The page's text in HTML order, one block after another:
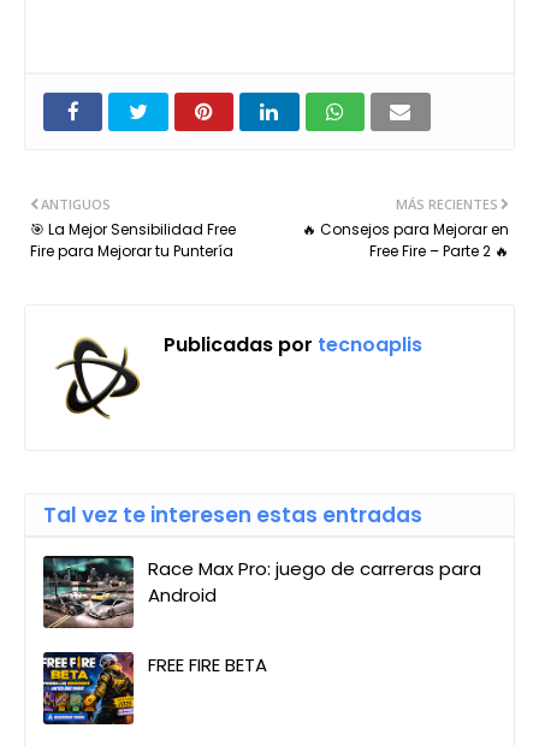
MÁS RECIENTES
🔥 Consejos para Mejorar en
Free Fire – Parte 2 🔥
ANTIGUOS
🎯 La Mejor Sensibilidad Free
Fire para Mejorar tu Puntería
Publicadas por tecnoaplis
Tal vez te interesen estas entradas
Race Max Pro: juego de carreras para
Android
FREE FIRE BETA